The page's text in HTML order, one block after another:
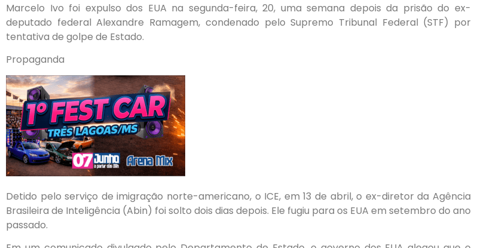
Marcelo Ivo foi expulso dos EUA na segunda-feira, 20, uma semana depois da prisão do ex-
deputado federal Alexandre Ramagem, condenado pelo Supremo Tribunal Federal (STF) por
tentativa de golpe de Estado.
Propaganda
Detido pelo serviço de imigração norte-americano, o ICE, em 13 de abril, o ex-diretor da Agência
Brasileira de Inteligência (Abin) foi solto dois dias depois. Ele fugiu para os EUA em setembro do ano
passado.